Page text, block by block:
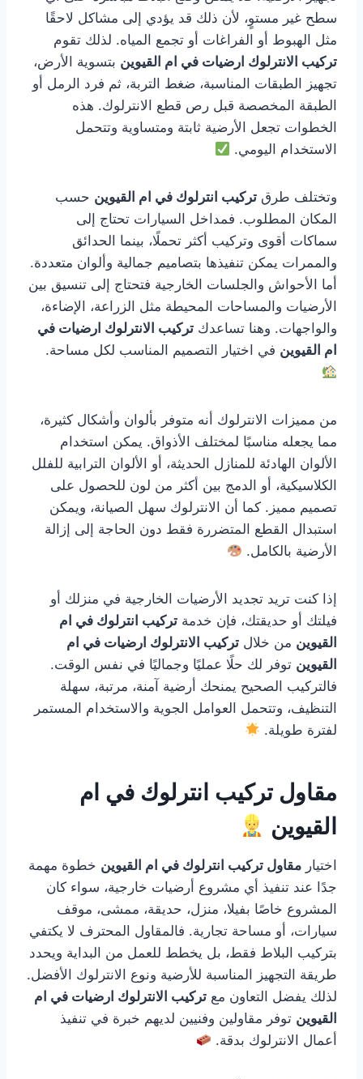
سطح غير مستوٍ، لأن ذلك قد يؤدي إلى مشاكل لاحقًا
مثل الهبوط أو الفراغات أو تجمع المياه. لذلك تقوم
تركيب الانترلوك ارضيات في ام القيوين بتسوية الأرض،
تجهيز الطبقات المناسبة، ضغط التربة، ثم فرد الرمل أو
الطبقة المخصصة قبل رص قطع الانترلوك. هذه
الخطوات تجعل الأرضية ثابتة ومتساوية وتتحمل
الاستخدام اليومي.
وتختلف طرق تركيب انترلوك في ام القيوين حسب
المكان المطلوب. فمداخل السيارات تحتاج إلى
سماكات أقوى وتركيب أكثر تحملًا، بينما الحدائق
والممرات يمكن تنفيذها بتصاميم جمالية وألوان متعددة.
أما الأحواش والجلسات الخارجية فتحتاج إلى تنسيق بين
الأرضيات والمساحات المحيطة مثل الزراعة، الإضاءة،
والواجهات. وهنا تساعدك تركيب الانترلوك ارضيات في
ام القيوين في اختيار التصميم المناسب لكل مساحة.
من مميزات الانترلوك أنه متوفر بألوان وأشكال كثيرة،
مما يجعله مناسبًا لمختلف الأذواق. يمكن استخدام
الألوان الهادئة للمنازل الحديثة، أو الألوان الترابية للفلل
الكلاسيكية، أو الدمج بين أكثر من لون للحصول على
تصميم مميز. كما أن الانترلوك سهل الصيانة، ويمكن
استبدال القطع المتضررة فقط دون الحاجة إلى إزالة
الأرضية بالكامل.
إذا كنت تريد تجديد الأرضيات الخارجية في منزلك أو
فيلتك أو حديقتك، فإن خدمة تركيب انترلوك في ام
القيوين من خلال تركيب الانترلوك ارضيات في ام
القيوين توفر لك حلًا عمليًا وجماليًا في نفس الوقت.
فالتركيب الصحيح يمنحك أرضية آمنة، مرتبة، سهلة
التنظيف، وتتحمل العوامل الجوية والاستخدام المستمر
لفترة طويلة.
مقاول تركيب انترلوك في ام
القيوين
اختيار مقاول تركيب انترلوك في ام القيوين خطوة مهمة
جدًا عند تنفيذ أي مشروع أرضيات خارجية، سواء كان
المشروع خاصًا بفيلا، منزل، حديقة، ممشى، موقف
سيارات، أو مساحة تجارية. فالمقاول المحترف لا يكتفي
بتركيب البلاط فقط، بل يخطط للعمل من البداية ويحدد
طريقة التجهيز المناسبة للأرضية ونوع الانترلوك الأفضل.
لذلك يفضل التعاون مع تركيب الانترلوك ارضيات في ام
القيوين توفر مقاولين وفنيين لديهم خبرة في تنفيذ
أعمال الانترلوك بدقة.